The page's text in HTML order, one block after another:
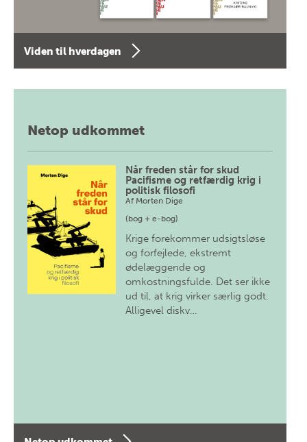
Viden til hverdagen
Netop udkommet
Når freden står for skud
Pacifisme og retfærdig krig i
politisk filosofi
Af Morten Dige
(bog + e-bog)
Krige forekommer udsigtsløse
og forfejlede, ekstremt
ødelæggende og
omkostningsfulde. Det ser ikke
ud til, at krig virker særlig godt.
Alligevel diskv…